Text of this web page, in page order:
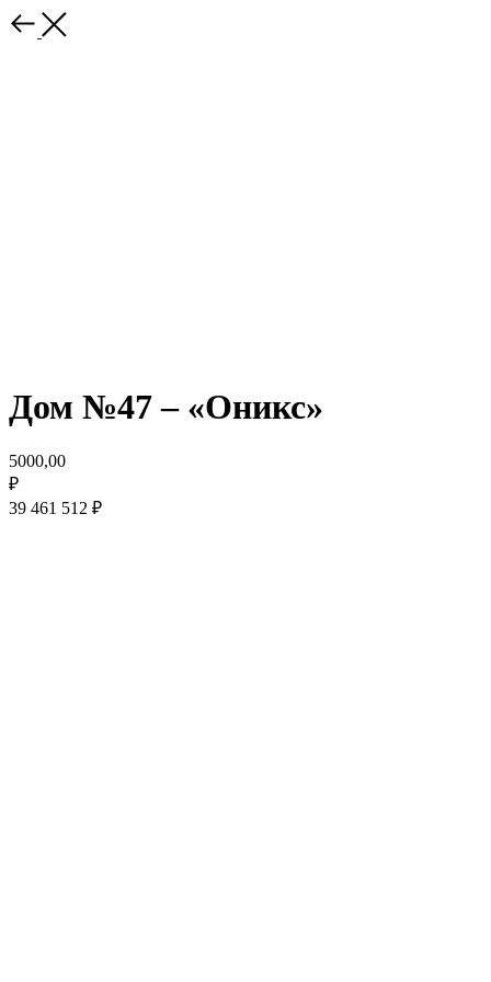
Дом №47 – «Оникс»
5000,00
₽
39 461 512 ₽